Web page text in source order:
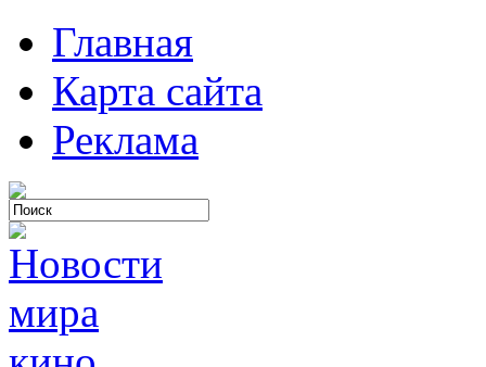
Главная
Карта сайта
Реклама